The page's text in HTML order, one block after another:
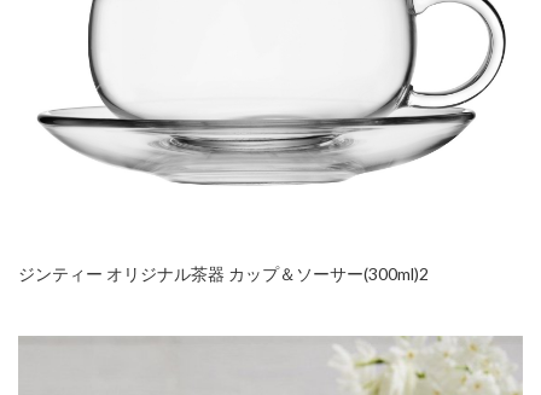
ジンティー オリジナル茶器 カップ＆ソーサー(300ml)2